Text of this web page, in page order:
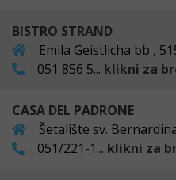
BISTRO STRAND
Emila Geistlicha bb ,
051 856 5... klikni za
CASA DEL PADRONE
Šetalište sv.
051/221-1... klikni za